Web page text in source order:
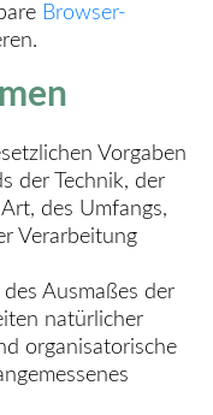
Browser-
Vorgaben
der Technik, der
des Umfangs,
Verarbeitung
Ausmaßes der
natürlicher
organisatorische